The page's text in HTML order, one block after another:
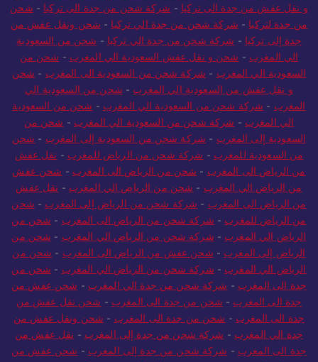
و نقل عفش من جدة الى تركيا - شركة شحن من جدة الى تركيا - شحن
من جدة لتركيا - شركة شحن من جدة الي تركيا - شحن ونقل عفش من
جدة إلى تركيا - شركة شحن من جدة الي تركيا - شحن من السعودية
الي المغرب - شحن و نقل عفش السعودية الي المغرب - شحن من
السعودية الي المغرب - شركة شحن من السعودية الى المغرب - شحن
و نقل عفش من السعودية الي المغرب - شحن من السعودية الي
المغرب - شركة شحن من السعودية الي المغرب - شحن من السعودية
الي المغرب - شركة شحن من السعودية الي المغرب - شحن من
السعودية إلى المغرب - شركة شحن من السعودية إلى المغرب - شحن
من السعودية للمغرب - شركة شحن من الرياض للمغرب - نقل عفش
من الرياض الى المغرب - شحن من الرياض الى المغرب - شحن عفش
من الرياض الي المغرب - شحن من الرياض الي المغرب - نقل عفش
من الرياض الى المغرب - شركة شحن من الرياض إلى المغرب - شحن
من الرياض للمغرب - شركة شحن من الرياض الى المغرب - شحن من
الرياض الي المغرب - شركة شحن من الرياض الي المغرب - شحن من
الرياض إلى المغرب - شحن عفش من الرياض الى المغرب - شحن من
الرياض الي المغرب - شركة شحن من الرياض الي المغرب - شحن من
جدة الى المغرب - شركة شحن من جدة الي المغرب - شحن عفش من
جدة الى المغرب - شحن من جدة الى المغرب - شحن نقل عفش من
جدة الى المغرب - شحن من جدة الى المغرب - شحن ونقل عفش من
جدة الي المغرب - شركة شحن من جدة إلى المغرب - نقل عفش من
جدة الى المغرب - شركة شحن من جدة إلى المغرب - شحن عفش من